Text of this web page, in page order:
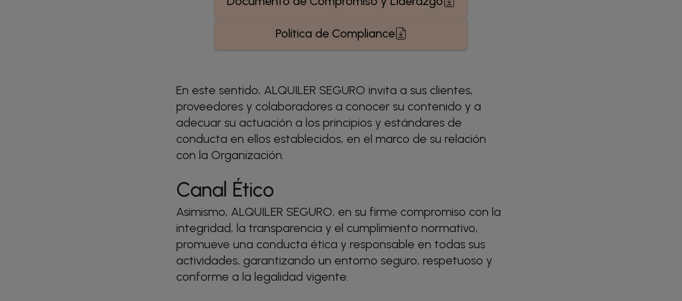
Política de Compliance
En este sentido, ALQUILER SEGURO invita a sus clientes,
proveedores y colaboradores a conocer su contenido y a
adecuar su actuación a los principios y estándares de
conducta en ellos establecidos, en el marco de su relación
con la Organización.
Canal Ético
Asimismo, ALQUILER SEGURO, en su firme compromiso con la
integridad, la transparencia y el cumplimiento normativo,
promueve una conducta ética y responsable en todas sus
actividades, garantizando un entorno seguro, respetuoso y
conforme a la legalidad vigente.